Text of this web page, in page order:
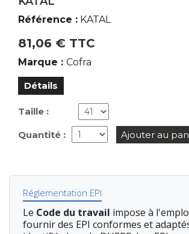
Référence : KATAL
81,06 € TTC
Marque : Cofra
Détails
Taille :
Quantité : Ajouter au
Réglementation EPI
Le Code du travail impose à
fournir des EPI conformes et